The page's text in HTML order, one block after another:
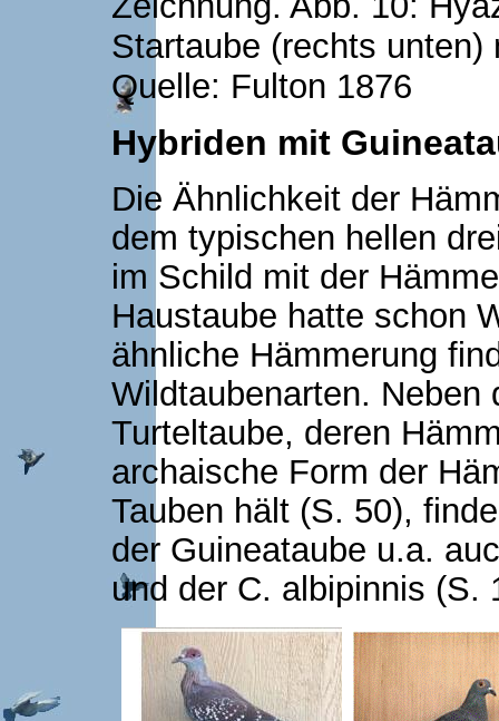
Startaube (rechts
Quelle: Fulton 1876
Hybriden mit
Die Ähnlichkeit der
dem typischen hellen
im Schild mit der
Haustaube hatte schon
ähnliche Hämmerung
Wildtaubenarten. Neben
Turteltaube, deren
archaische Form der
Tauben hält (S. 50),
der Guineataube u.a.
und der C. albipinnis (S.